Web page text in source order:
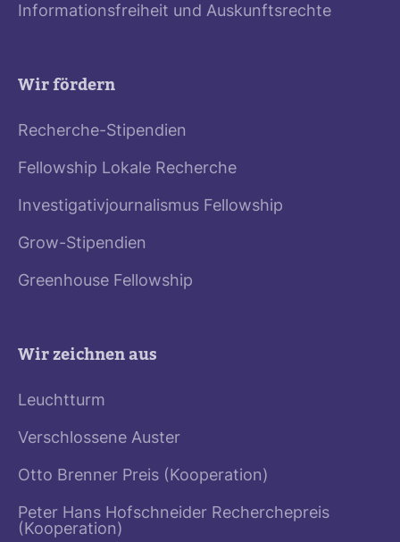
Informationsfreiheit und Auskunftsrechte
Wir fördern
Recherche-Stipendien
Fellowship Lokale Recherche
Investigativjournalismus Fellowship
Grow-Stipendien
Greenhouse Fellowship
Wir zeichnen aus
Leuchtturm
Verschlossene Auster
Otto Brenner Preis (Kooperation)
Peter Hans Hofschneider Recherchepreis
(Kooperation)